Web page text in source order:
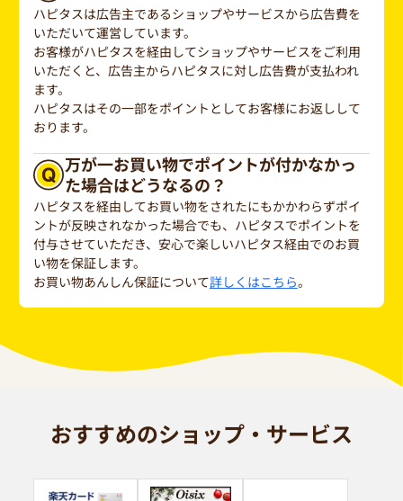
ハピタスは広告主であるショップやサービスから広告費を
いただいて運営しています。
お客様がハピタスを経由してショップやサービスをご利用
いただくと、広告主からハピタスに対し広告費が支払われ
ます。
ハピタスはその一部をポイントとしてお客様にお返しして
おります。
万が一お買い物でポイントが付かなかっ
た場合はどうなるの？
ハピタスを経由してお買い物をされたにもかかわらずポイ
ントが反映されなかった場合でも、ハピタスでポイントを
付与させていただき、安心で楽しいハピタス経由でのお買
い物を保証します。
お買い物あんしん保証について詳しくはこちら。
おすすめのショップ・サービス